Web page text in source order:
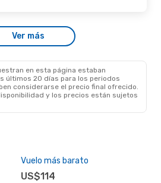
3 De Sep.
Ver más
en esta página estaban
últimos 20 días para los periodos
considerarse el precio final ofrecido.
y los precios están sujetos
Vuelo más barato
US$114